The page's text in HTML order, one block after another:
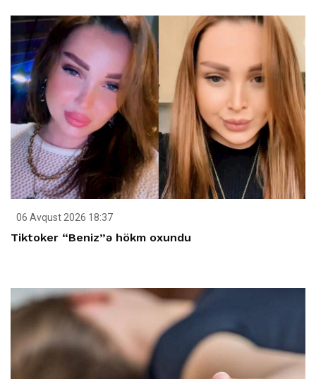
06 Avqust 2026 18:37
Tiktoker “Beniz”ə hökm oxundu